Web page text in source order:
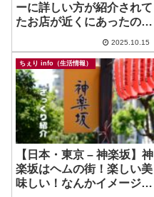
ーに詳しい方が紹介されて
たお店が近くにあったので
2025.10.15
ちぇり info（生活情報）
【日本・東京 – 神楽坂】神
楽坂はヘムの街！楽しい美
味しい！なんかイメージと